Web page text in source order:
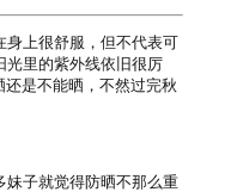
身上很舒服，但不代表可
光里的紫外线依旧很厉
是不能晒，不然过完秋
妹子就觉得防晒不那么重